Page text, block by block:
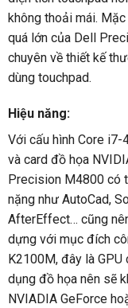
không thoải mái.
quá lớn của Dell
chuyên về thiết kế
dùng touchpad.
Hiệu năng:
Với cấu hình Core i7-
và card đồ họa
Precision M4800 có
nặng như AutoCad,
AfterEffect… cũng
dựng với mục đích
K2100M, đây là
dụng đồ họa nên sẽ
NVIADIA GeForce